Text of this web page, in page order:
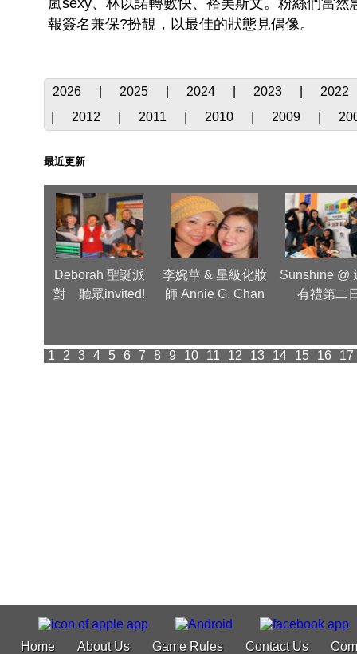
嵐sexy、林以諾轉數快、裕美斯文。粉絲們當
報簽名兼保?扮靚，以最佳的狀態見偶像。
2026 2025 2024 2023
2022
2012 2011 2010 2009
最近更新
Deborah 聖誕派
對 聽眾invited!
李婉華 & 星級化妝
師 Annie G. Chan
Sunshine @
有禮第二
1 2 3 4 5 6 7 8 9 10 11 12 13 14 15 16 17
Home About Us Game Rules Contact Us